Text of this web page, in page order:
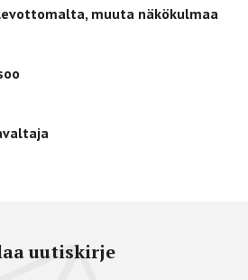
muuta näkökulmaa
uutiskirje